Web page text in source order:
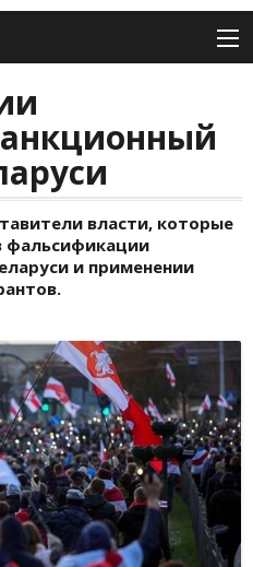
власти, которые
фальсификации
и применении